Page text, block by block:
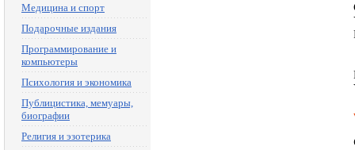
Медицина и спорт
Подарочные издания
Программирование и
компьютеры
Психология и экономика
Публицистика, мемуары,
биографии
Религия и эзотерика